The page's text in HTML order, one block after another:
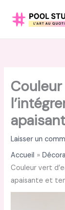
Laisser un
Accueil
Couleur vert
apaisante et